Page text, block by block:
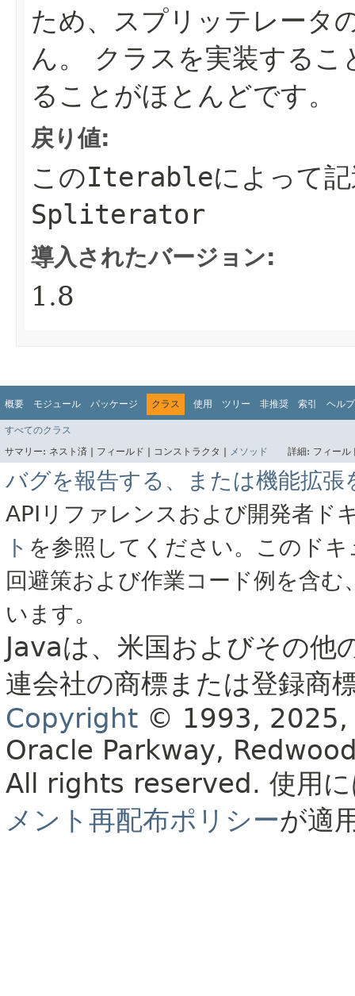
ため、スプリッテレータ
ん。
クラスを実装するこ
ることがほとんどです。
戻り値:
このIterableによって
Spliterator
導入されたバージョン:
1.8
概要 モジュール パッケージ クラス 使用 ツリー 非推奨 索引 ヘルプ
すべてのクラス
サマリー: ネスト済 | フィールド | コンストラクタ | メソッド 詳細: フィー
バグを報告する、または機能拡張
APIリファレンスおよび開発者ド
ト を参照してください。このド
回避策および作業コード例を含
います。
Javaは、米国およびその
連会社の商標または登録商
Copyright © 1993, 2025,
Oracle Parkway,
All rights reserved. 使用
メント再配布ポリシーが適